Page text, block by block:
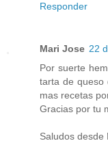
Responder
Mari Jose 22
Por suerte
tarta de queso
mas recetas
Gracias por tu
Saludos desde